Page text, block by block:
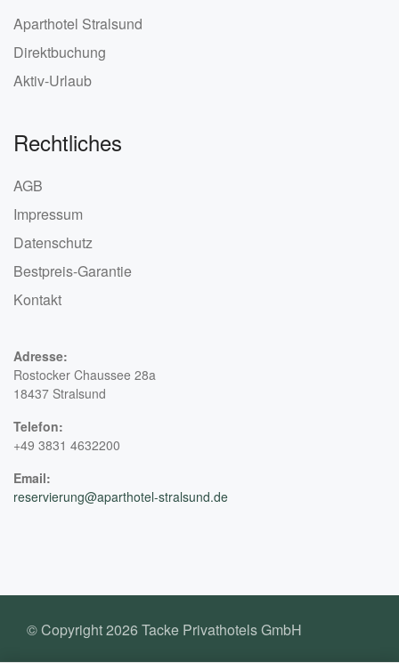
Aparthotel Stralsund
Direktbuchung
Aktiv-Urlaub
Rechtliches
AGB
Impressum
Datenschutz
Bestpreis-Garantie
Kontakt
Adresse:
Rostocker Chaussee 28a
18437 Stralsund
Telefon:
+49 3831 4632200
Email:
reservierung@aparthotel-stralsund.de
© Copyright 2026 Tacke Privathotels GmbH